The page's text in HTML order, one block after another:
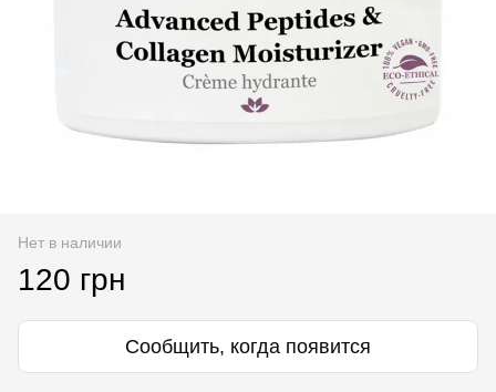
Нет в наличии
120 грн
Сообщить, когда появится